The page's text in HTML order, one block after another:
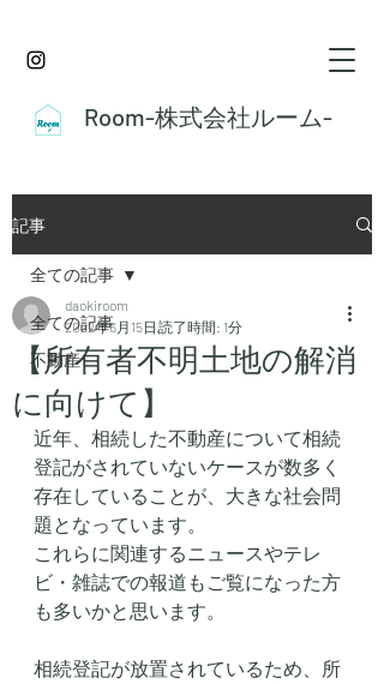
Room-株式会社ルーム-
記事
全ての記事
不動産
全ての記事
【所有者不明土地の解消
に向けて】
daokiroom
2022年6月15日 読了時間: 1分
近年、相続した不動産について相続
登記がされていないケースが数多く
存在していることが、大きな社会問
題となっています。
これらに関連するニュースやテレ
ビ・雑誌での報道もご覧になった方
も多いかと思います。
相続登記が放置されているため、所